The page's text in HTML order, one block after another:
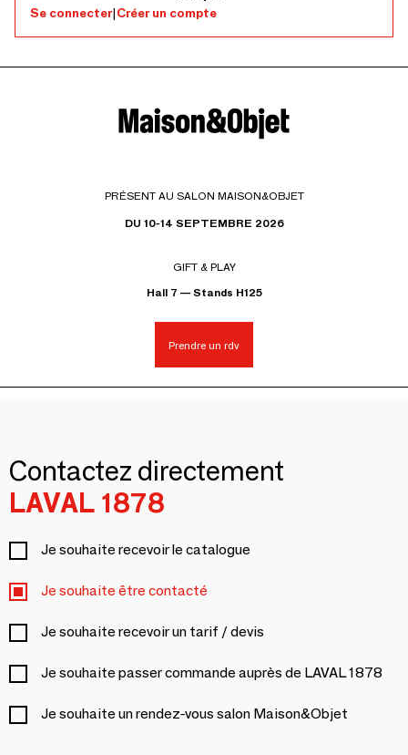
Se connecter|Créer un compte
PRÉSENT AU SALON MAISON&OBJET
DU 10-14 SEPTEMBRE 2026
GIFT & PLAY
Hall 7 — Stands H125
Prendre un rdv
Contactez directement
LAVAL 1878
Je souhaite recevoir le catalogue
Je souhaite être contacté
Je souhaite recevoir un tarif / devis
Je souhaite passer commande auprès de LAVAL 1878
Je souhaite un rendez-vous salon Maison&Objet